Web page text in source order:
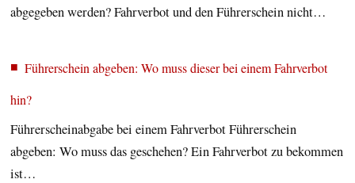
abgegeben werden? Fahrverbot und den Führerschein nicht…
Führerschein abgeben: Wo muss dieser bei einem Fahrverbot
hin?
Führerscheinabgabe bei einem Fahrverbot Führerschein
abgeben: Wo muss das geschehen? Ein Fahrverbot zu bekommen
ist…